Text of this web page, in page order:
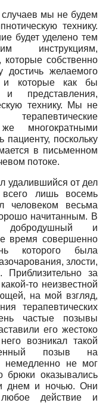
мы не будем
технику.
будет уделено тем
инструкциям,
собственно
достичь желаемого
и которые как бы
представления,
технику. Мы не
многократными
поскольку
в письменном
потоке.
удалившийся от дел
лишь восемь
человеком весьма
начитанным. В
добродушный и
время совершенно
которого была
злости,
Приблизительно за
то неизвестной
на мой взгляд,
терапевтических
частые позывы
его жестоко
возникал такой
позыв на
немедленно не мог
брюки оказывались
днем и ночью. Они
действие и